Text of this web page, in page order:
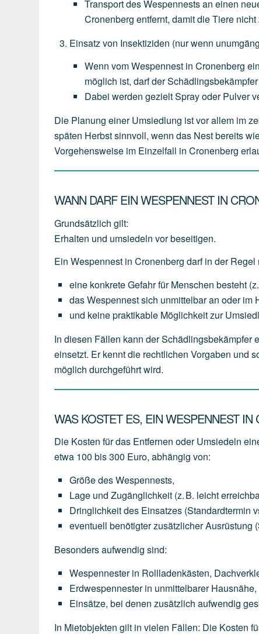
TransportdesWespennestsan einen
Cronenberg entfernt, damitdieTiere nicht
Einsatz von Insektiziden (nurwenn
Wenn vomWespennest in Cronenberg
möglich ist, darfderSchädlingsbekämpfer
Dabei werden gezieltSprayoder Pulver
Die Planung einer Umsiedlung ist vor allem im
späten Herbst sinnvoll, wenn das Nest bereits
Vorgehensweise im Einzelfall in Cronenberg
WANN DARF EIN WESPENNEST IN
Grundsätzlich gilt:
Erhalten und umsiedeln vor beseitigen.
Ein Wespennest in Cronenberg darf in der
eine konkrete Gefahr für Menschen besteht (z.
dasWespennestsich unmittelbar an oder im
und keinepraktikable Möglichkeitzur
In diesen Fällen kann der Schädlingsbekämpfer
einsetzt. Er kennt die rechtlichen Vorgaben und
möglich durchgeführt wird.
WAS KOSTET ES, EIN WESPENNEST
Die Kosten für das Entfernen oder Umsiedeln
etwa 100 bis 300 Euro, abhängig von:
Größe des Wespennests,
Lage und Zugänglichkeit (z.B. leicht
Dringlichkeit des Einsatzes (Standardtermin
eventuell benötigterzusätzlicher Ausrüstung
Besonders aufwendig sind:
Wespennester in Rollladenkästen,
Erdwespennester in unmittelbarer Hausnähe,
Einsätze, bei denen zusätzlich aufwendig
In Mietobjekten gilt in vielen Fällen: Die Kosten